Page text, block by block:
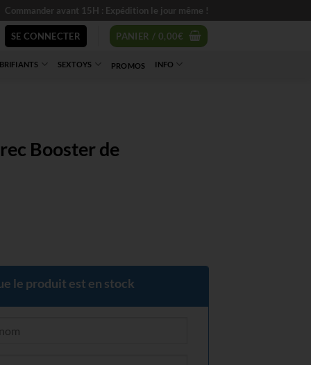
Commander avant 15H : Expédition le jour même !
SE CONNECTER PANIER / 0,00€
SEXTOYS PROMOS INFO
Booster de
le produit est en stock